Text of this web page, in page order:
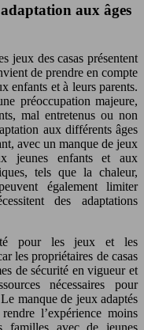
aux âges
jeux des casas présentent
de prendre en compte
enfants et à leurs parents.
préoccupation majeure,
mal entretenus ou non
aux différents âges
avec un manque de jeux
jeunes enfants et aux
tels que la chaleur,
également limiter
des adaptations
pour les jeux et les
les propriétaires de casas
de sécurité en vigueur et
nécessaires pour
manque de jeux adaptés
l’expérience moins
familles avec de jeunes